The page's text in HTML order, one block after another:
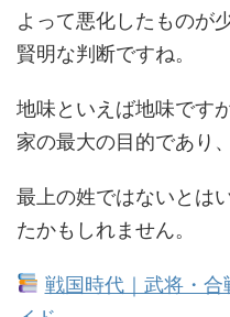
よって悪化したものが
賢明な判断ですね。
地味といえば地味です
家の最大の目的であり
最上の姓ではないとは
たかもしれません。
戦国時代｜武将・合